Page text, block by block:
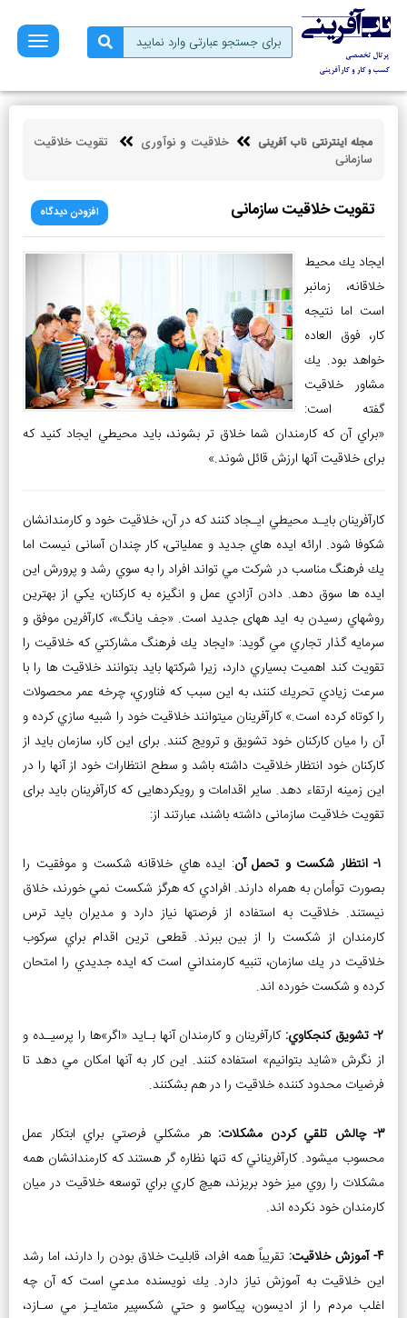
صفحه
نخست
فروش
کارآفرینی
توسعه
مالی
آفرینی
مجله اینترنتی ناب آفرینی خلاقیت و نوآوری
تقويت خلاقيت
سازمانی
تقويت خلاقيت سازمانی افزودن دیدگاه
ایجاد يك محيط
خلاقانه، زمان­بر
است اما نتيجه
کار، فوق العاده
خواهد بود. يك
مشاور خلاقيت
گفته است:
«براي آن كه كارمندان شما خلاق­ تر بشوند، بايد محيطي ايجاد كنيد كه
برای خلاقيت آن­ها ارزش قائل شوند.»
كارآفرينان بايـد محيطي ايـجاد كنند كه در آن، خلاقيت خود و كارمندانشان
شكوفا شود. ارائه ايده ­هاي جديد و عملیاتی، کار چندان آسانی نیست اما
يك فرهنگ مناسب در شركت مي­ تواند افراد را به سوي رشد و پرورش این
ایده ­ها سوق دهد. دادن آزادي عمل و انگیزه به كاركنان، يكي از بهترين
روش­هاي رسيدن به اید ه­های جدید است. «جف يانگ»، كارآفرين موفق و
سرمايه ­گذار تجاري مي ­گويد: «ايجاد يك فرهنگ مشاركتي كه خلاقيت را
تقويت كند اهميت بسياري دارد، زيرا شركت­ها بايد بتوانند خلاقيت ­ها را با
سرعت زيادي تحريك كنند، به اين سبب كه فناوري، چرخه عمر محصولات
را كوتاه كرده است.» كارآفرينان مي­توانند خلاقيت خود را شبيه­ سازي كرده و
آن را ميان كاركنان خود تشويق و ترويج كنند. برای اين كار، سازمان باید از
کارکنان خود انتظار خلاقيت داشته باشد و سطح انتظارات خود از آن­ها را در
این زمینه ارتقاء دهد. سایر اقدامات و رویکردهایی که کارآفرینان باید برای
تقویت خلاقیت سازمانی داشته باشند، عبارتند از:
1- انتظار شكست و تحمل آن
: ايده ­هاي خلاقانه شكست و موفقيت را
بصورت توأمان به همراه دارند. افرادي كه هرگز شكست نمي­ خورند، خلاق
نيستند. خلاقيت به استفاده از فرصت­ها نياز دارد و مديران بايد ترس
كارمندان از شكست را از بين ببرند. قطعی ­ترین اقدام براي سركوب
خلاقيت در يك سازمان، تنبيه كارمنداني است كه ايده جديدي را امتحان
كرده و شكست خورده­ اند.
2- تشويق كنجكاوي:
كارآفرينان و كارمندان آن­ها بـايد «اگر»ها را پرسيـده و
از نگرش «شايد بتوانيم» استفاده كنند. اين كار به آن­ها امکان مي­ دهد تا
فرضيات محدود كننده خلاقيت را در هم بشكنند.
3- چالش تلقي كردن مشكلات:
هر مشكلي فرصتي براي ابتكار عمل
محسوب می­شود. كارآفريناني كه تنها نظاره ­گر هستند که کارمندانشان همه
مشكلات را روي ميز خود بريزند، هيچ كاري براي توسعه خلاقيت در ميان
كارمندان خود نكرده ­اند.
4- آموزش خلاقيت:
تقريباً همه افراد، قابليت خلاق بودن را دارند، اما رشد
اين خلاقيت به آموزش نياز دارد. يك نويسنده مدعي است كه آن چه
اغلب مردم را از اديسون، پيكاسو و حتي شكسپير متمايـز مي­ سـازد،